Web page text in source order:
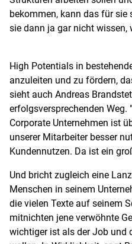
bekommen, kann das für sie
sie dann ja gar nicht wissen,
High Potentials in
anzuleiten und zu fördern,
sieht auch Andreas
erfolgsversprechenden
Corporate Unternehmen ist
unserer Mitarbeiter besser
Kundennutzen. Da ist ein
Und bricht zugleich eine
Menschen in seinem
die vielen Texte auf seinem
mitnichten jene verwöhnte
wichtiger ist als der Job und